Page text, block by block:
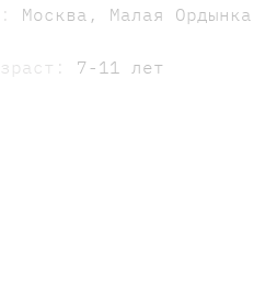
Москва, Малая Ордынка
7-11 лет